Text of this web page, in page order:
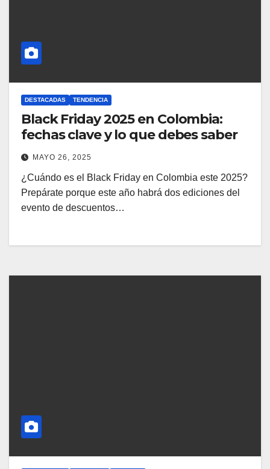
DESTACADAS TENDENCIA
Black Friday 2025 en Colombia:
fechas clave y lo que debes saber
MAYO 26, 2025
¿Cuándo es el Black Friday en Colombia este 2025?
Prepárate porque este año habrá dos ediciones del
evento de descuentos…